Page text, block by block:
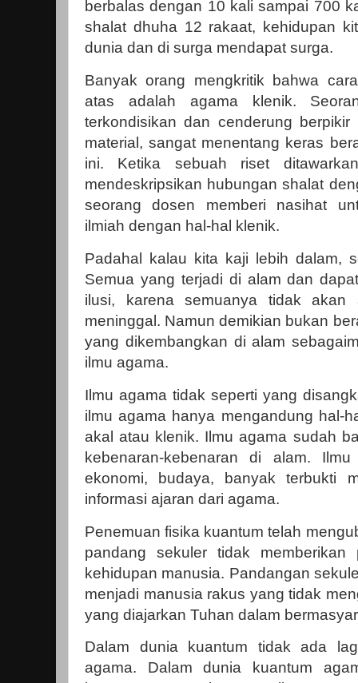
berbalas dengan 10 kali sampai 700
shalat dhuha 12 rakaat, kehidupan
dunia dan di surga mendapat surga.
Banyak orang mengkritik bahwa
atas adalah agama klenik.
terkondisikan dan cenderung
material, sangat menentang keras
ini. Ketika sebuah riset
mendeskripsikan hubungan shalat
seorang dosen memberi nasihat
ilmiah dengan hal-hal klenik.
Padahal kalau kita kaji lebih dalam,
Semua yang terjadi di alam dan
ilusi, karena semuanya tidak
meninggal. Namun demikian bukan
yang dikembangkan di alam
ilmu agama.
Ilmu agama tidak seperti yang
ilmu agama hanya mengandung hal-
akal atau klenik. Ilmu agama sudah
kebenaran-kebenaran di alam.
ekonomi, budaya, banyak terbukti
informasi ajaran dari agama.
Penemuan fisika kuantum telah
pandang sekuler tidak memberikan
kehidupan manusia. Pandangan
menjadi manusia rakus yang tidak
yang diajarkan Tuhan dalam
Dalam dunia kuantum tidak ada
agama. Dalam dunia kuantum